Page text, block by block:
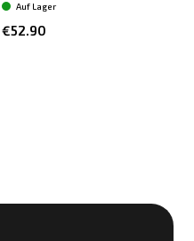
€52.90
Auf Lager